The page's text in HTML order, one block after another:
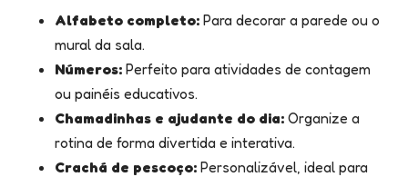
Alfabeto completo: Para decorar a parede ou o
mural da sala.
Números: Perfeito para atividades de contagem
ou painéis educativos.
Chamadinhas e ajudante do dia: Organize a
rotina de forma divertida e interativa.
Crachá de pescoço: Personalizável, ideal para